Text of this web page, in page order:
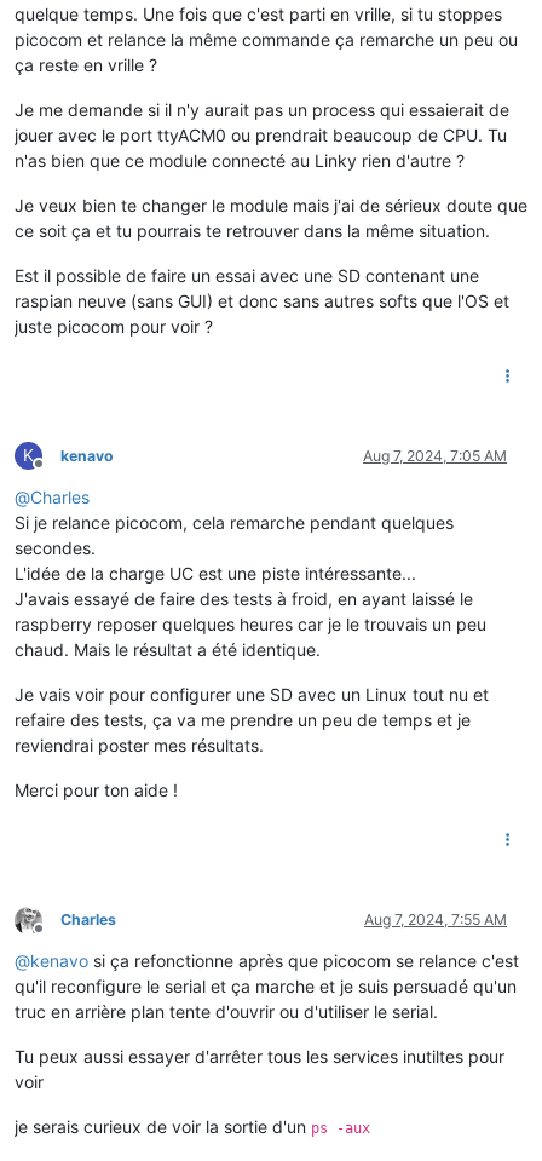
quelque temps. Une fois que c'est parti en vrille, si tu stoppes
picocom et relance la même commande ça remarche un peu ou
ça reste en vrille ?
Je me demande si il n'y aurait pas un process qui essaierait de
jouer avec le port ttyACM0 ou prendrait beaucoup de CPU. Tu
n'as bien que ce module connecté au Linky rien d'autre ?
Je veux bien te changer le module mais j'ai de sérieux doute que
ce soit ça et tu pourrais te retrouver dans la même situation.
Est il possible de faire un essai avec une SD contenant une
raspian neuve (sans GUI) et donc sans autres softs que l'OS et
juste picocom pour voir ?
K
Offline
kenavo Aug 7, 2024, 7:05 AM
@Charles
Si je relance picocom, cela remarche pendant quelques
secondes.
L'idée de la charge UC est une piste intéressante...
J'avais essayé de faire des tests à froid, en ayant laissé le
raspberry reposer quelques heures car je le trouvais un peu
chaud. Mais le résultat a été identique.
Je vais voir pour configurer une SD avec un Linux tout nu et
refaire des tests, ça va me prendre un peu de temps et je
reviendrai poster mes résultats.
Merci pour ton aide !
Offline
Charles Aug 7, 2024, 7:55 AM
@kenavo si ça refonctionne après que picocom se relance c'est
qu'il reconfigure le serial et ça marche et je suis persuadé qu'un
truc en arrière plan tente d'ouvrir ou d'utiliser le serial.
Tu peux aussi essayer d'arrêter tous les services inutiltes pour
voir
je serais curieux de voir la sortie d'un ps -aux